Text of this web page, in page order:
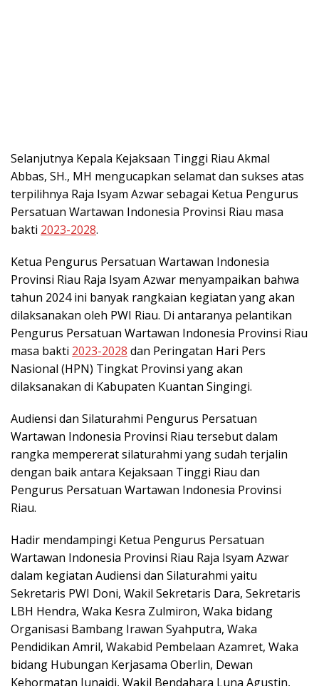
Selanjutnya Kepala Kejaksaan Tinggi Riau Akmal
Abbas, SH., MH mengucapkan selamat dan sukses atas
terpilihnya Raja Isyam Azwar sebagai Ketua Pengurus
Persatuan Wartawan Indonesia Provinsi Riau masa
bakti 2023-2028.
Ketua Pengurus Persatuan Wartawan Indonesia
Provinsi Riau Raja Isyam Azwar menyampaikan bahwa
tahun 2024 ini banyak rangkaian kegiatan yang akan
dilaksanakan oleh PWI Riau. Di antaranya pelantikan
Pengurus Persatuan Wartawan Indonesia Provinsi Riau
masa bakti 2023-2028 dan Peringatan Hari Pers
Nasional (HPN) Tingkat Provinsi yang akan
dilaksanakan di Kabupaten Kuantan Singingi.
Audiensi dan Silaturahmi Pengurus Persatuan
Wartawan Indonesia Provinsi Riau tersebut dalam
rangka mempererat silaturahmi yang sudah terjalin
dengan baik antara Kejaksaan Tinggi Riau dan
Pengurus Persatuan Wartawan Indonesia Provinsi
Riau.
Hadir mendampingi Ketua Pengurus Persatuan
Wartawan Indonesia Provinsi Riau Raja Isyam Azwar
dalam kegiatan Audiensi dan Silaturahmi yaitu
Sekretaris PWI Doni, Wakil Sekretaris Dara, Sekretaris
LBH Hendra, Waka Kesra Zulmiron, Waka bidang
Organisasi Bambang Irawan Syahputra, Waka
Pendidikan Amril, Wakabid Pembelaan Azamret, Waka
bidang Hubungan Kerjasama Oberlin, Dewan
Kehormatan Junaidi, Wakil Bendahara Luna Agustin,